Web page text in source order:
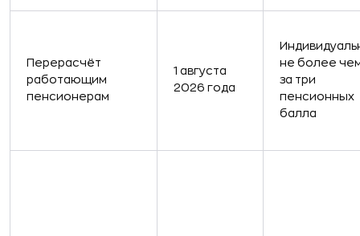
Перерасчёт
работающим
пенсионерам
1 августа
2026 года
не более
за три
пенсионных
балла